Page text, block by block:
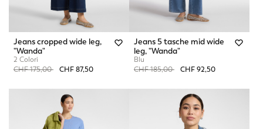
Jeans cropped wide leg,
"Wanda"
2 Colori
Price reduced from
CHF 175,00toCHF 87,50
Jeans 5 tasche mid wide
leg, "Wanda"
Blu
Price reduced from
CHF 185,00toCHF 92,50